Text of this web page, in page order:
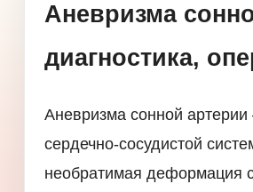
Аневризма
диагностика,
Аневризма сонной
сердечно-сосудистой
необратимая деформация